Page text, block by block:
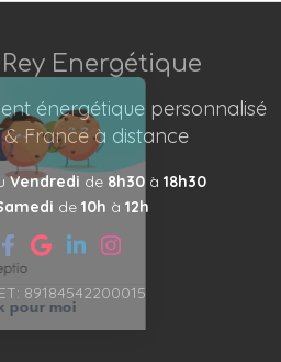
Energétique
énergétique personnalisé
& France à distance
Vendredi de 8h30 à18h30
de 10h à 12h
89184542200015